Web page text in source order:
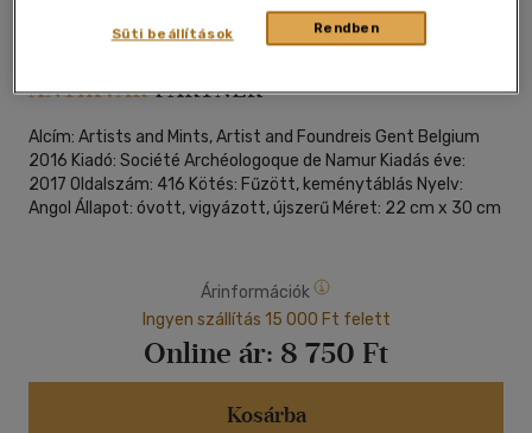
cérnafűzött, keménytáblás|
Alcím: Artists and Mints, Artist and Foundreis Gent Belgium
2016 Kiadó: Société Archéologoque de Namur Kiadás éve:
2017 Oldalszám: 416 Kötés: Fűzött, keménytáblás Nyelv:
Angol Állapot: óvott, vigyázott, újszerű Méret: 22 cm x 30 cm
Árinformációk
Ingyen szállítás 15 000 Ft felett
Online ár: 8 750 Ft
Kosárba
Rendben
Süti beállítások